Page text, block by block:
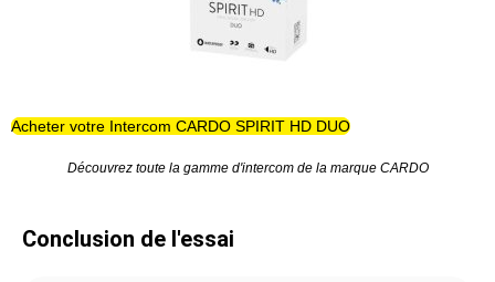
Acheter votre Intercom CARDO SPIRIT HD DUO
Découvrez toute la gamme d'intercom de la marque CARDO
Conclusion de l'essai